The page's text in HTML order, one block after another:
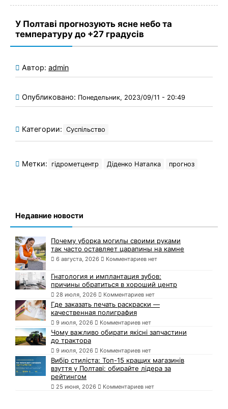
У Полтаві прогнозують ясне небо та
температуру до +27 градусів
Автор: admin
Опубликовано: Понедельник, 2023/09/11 - 20:49
Категории: Суспільство
Метки: гідрометцентр Діденко Наталка прогноз
Недавние новости
Почему уборка могилы своими руками
так часто оставляет царапины на камне
6 августа, 2026 Комментариев нет
Гнатология и имплантация зубов:
причины обратиться в хороший центр
28 июля, 2026 Комментариев нет
Где заказать печать раскраски —
качественная полиграфия
9 июля, 2026 Комментариев нет
Чому важливо обирати якісні запчастини
до трактора
9 июля, 2026 Комментариев нет
Вибір стиліста: Топ-15 кращих магазинів
взуття у Полтаві: обирайте лідера за
рейтингом
25 июня, 2026 Комментариев нет